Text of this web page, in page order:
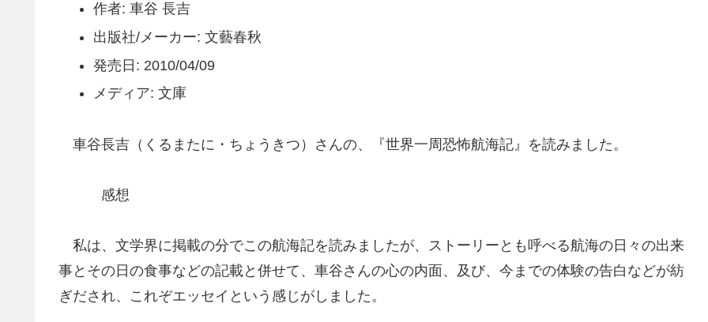
作者: 車谷 長吉
出版社/メーカー: 文藝春秋
発売日: 2010/04/09
メディア: 文庫
車谷長吉（くるまたに・ちょうきつ）さんの、『世界一周恐怖航海記』を読みました。
感想
私は、文学界に掲載の分でこの航海記を読みましたが、ストーリーとも呼べる航海の日々の出来
事とその日の食事などの記載と併せて、車谷さんの心の内面、及び、今までの体験の告白などが紡
ぎだされ、これぞエッセイという感じがしました。